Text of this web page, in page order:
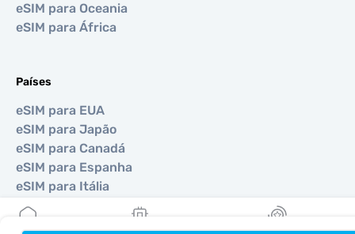
eSIM para Oceania
eSIM para África
Países
eSIM para EUA
eSIM para Japão
eSIM para Canadá
eSIM para Espanha
eSIM para Itália
eSIM para Reino Unido